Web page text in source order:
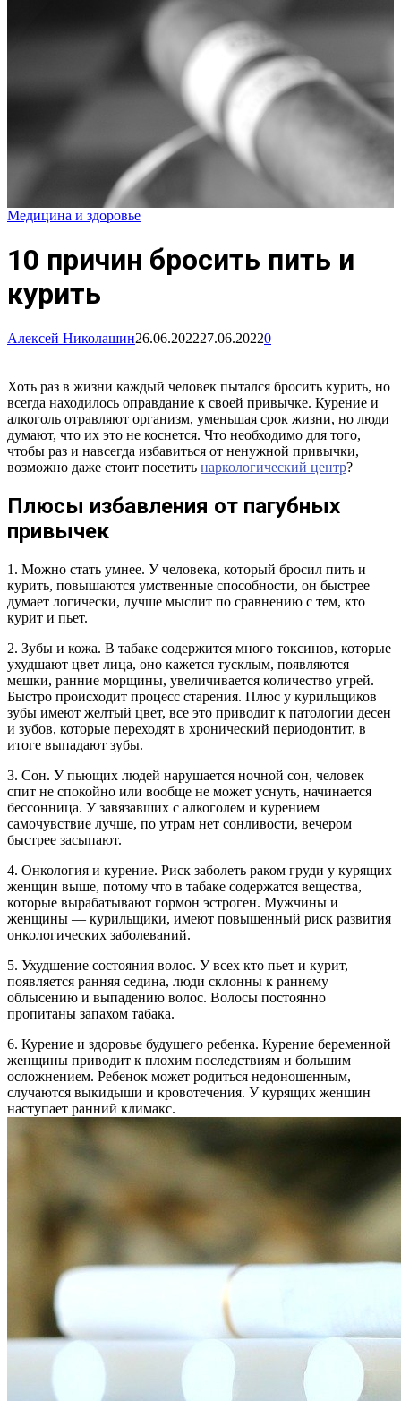
Медицина и здоровье
10 причин бросить пить и
курить
Алексей Николашин26.06.202227.06.20220
Хоть раз в жизни каждый человек пытался бросить курить, но
всегда находилось оправдание к своей привычке. Курение и
алкоголь отравляют организм, уменьшая срок жизни, но люди
думают, что их это не коснется. Что необходимо для того,
чтобы раз и навсегда избавиться от ненужной привычки,
возможно даже стоит посетить наркологический центр?
Плюсы избавления от пагубных
привычек
1. Можно стать умнее. У человека, который бросил пить и
курить, повышаются умственные способности, он быстрее
думает логически, лучше мыслит по сравнению с тем, кто
курит и пьет.
2. Зубы и кожа. В табаке содержится много токсинов, которые
ухудшают цвет лица, оно кажется тусклым, появляются
мешки, ранние морщины, увеличивается количество угрей.
Быстро происходит процесс старения. Плюс у курильщиков
зубы имеют желтый цвет, все это приводит к патологии десен
и зубов, которые переходят в хронический периодонтит, в
итоге выпадают зубы.
3. Сон. У пьющих людей нарушается ночной сон, человек
спит не спокойно или вообще не может уснуть, начинается
бессонница. У завязавших с алкоголем и курением
самочувствие лучше, по утрам нет сонливости, вечером
быстрее засыпают.
4. Онкология и курение. Риск заболеть раком груди у курящих
женщин выше, потому что в табаке содержатся вещества,
которые вырабатывают гормон эстроген. Мужчины и
женщины — курильщики, имеют повышенный риск развития
онкологических заболеваний.
5. Ухудшение состояния волос. У всех кто пьет и курит,
появляется ранняя седина, люди склонны к раннему
облысению и выпадению волос. Волосы постоянно
пропитаны запахом табака.
6. Курение и здоровье будущего ребенка. Курение беременной
женщины приводит к плохим последствиям и большим
осложнением. Ребенок может родиться недоношенным,
случаются выкидыши и кровотечения. У курящих женщин
наступает ранний климакс.